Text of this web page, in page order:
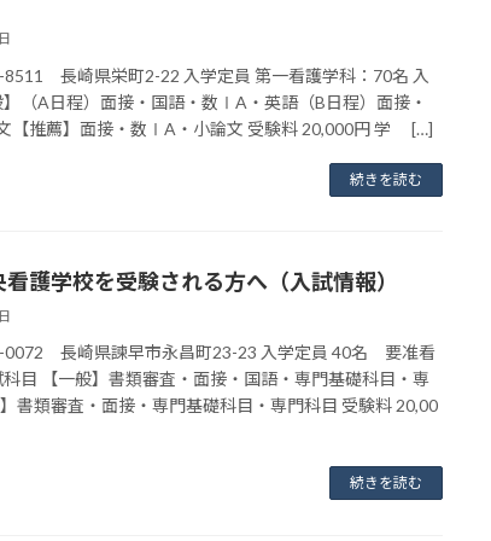
8511 長崎県栄町2-22 入学定員 第一看護学科：70名 入
】（A日程）面接・国語・数ⅠA・英語（B日程）面接・
【推薦】面接・数ⅠA・小論文 受験料 20,000円 学 […]
続きを読む
護学校を受験される方へ（入試情報）
0072 長崎県諫早市永昌町23-23 入学定員 40名 要准看
目 【一般】書類審査・面接・国語・専門基礎科目・専
書類審査・面接・専門基礎科目・専門科目 受験料 20,00
続きを読む